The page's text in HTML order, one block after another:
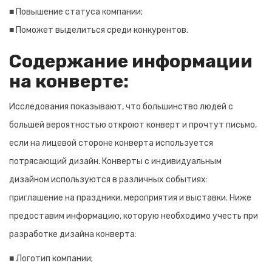
■ Повышение статуса компании;
■ Поможет выделиться среди конкурентов.
Содержание информации
на конверте:
Исследования показывают, что большинство людей с
большей вероятностью откроют конверт и прочтут письмо,
если на лицевой стороне конверта используется
потрясающий дизайн. Конверты с индивидуальным
дизайном используются в различных событиях:
приглашение на праздники, мероприятия и выставки. Ниже
предоставим информацию, которую необходимо учесть при
разработке дизайна конверта:
■ Логотип компании;